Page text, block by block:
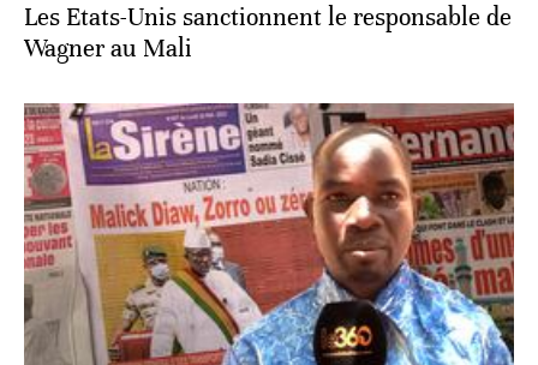
Les Etats-Unis sanctionnent le responsable de
Wagner au Mali